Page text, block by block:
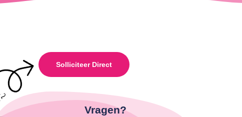
Solliciteer Direct
Vragen?